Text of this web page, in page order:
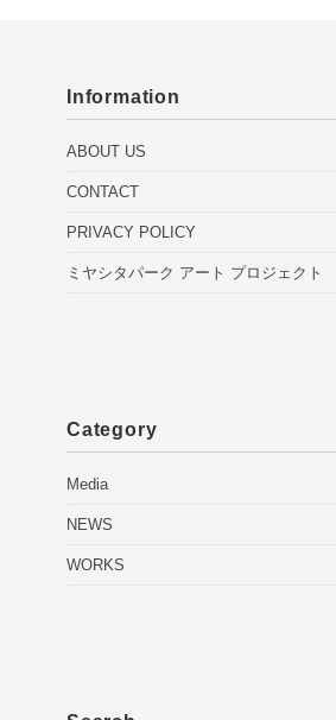
Information
ABOUT US
CONTACT
PRIVACY POLICY
ミヤシタパーク アート プロジェクト
Category
Media
NEWS
WORKS